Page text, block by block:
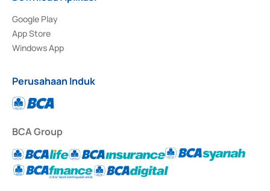
Google Play
App Store
Windows App
Perusahaan Induk
BCA Group